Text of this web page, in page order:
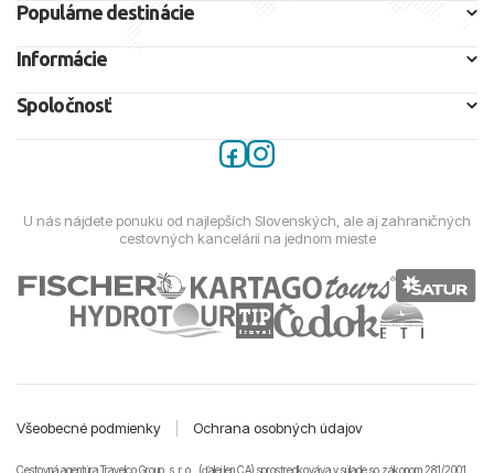
Populárne destinácie
Informácie
Spoločnosť
U nás nájdete ponuku od najlepších Slovenských, ale aj zahraničných
cestovných kancelárií na jednom mieste
Všeobecné podmienky Ochrana osobných údajov
Cestovná agentúra Travelco Group, s. r. o., (ďalej len CA) sprostredkováva v súlade so zákonom 281/2001